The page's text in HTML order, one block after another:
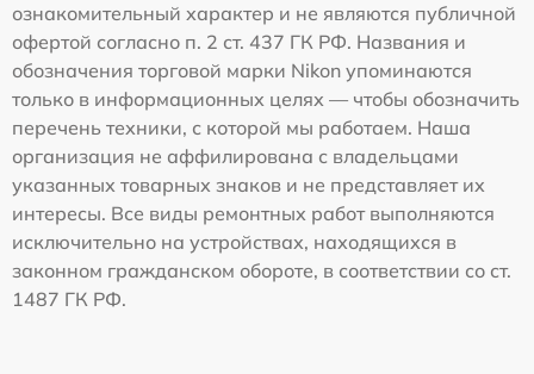
ознакомительный характер и не являются публичной
офертой согласно п. 2 ст. 437 ГК РФ. Названия и
обозначения торговой марки Nikon упоминаются
только в информационных целях — чтобы обозначить
перечень техники, с которой мы работаем. Наша
организация не аффилирована с владельцами
указанных товарных знаков и не представляет их
интересы. Все виды ремонтных работ выполняются
исключительно на устройствах, находящихся в
законном гражданском обороте, в соответствии со ст.
1487 ГК РФ.